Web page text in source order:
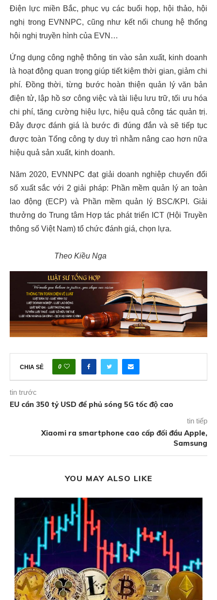
Điện lực miền Bắc, phục vụ các buổi họp, hội thảo, hội
nghị trong EVNNPC, cũng như kết nối chung hệ thống
hội nghị truyền hình của EVN…
Ứng dụng công nghệ thông tin vào sản xuất, kinh doanh
là hoạt động quan trọng giúp tiết kiệm thời gian, giảm chi
phí. Đồng thời, từng bước hoàn thiện quản lý văn bản
điện tử, lập hồ sơ công việc và tài liệu lưu trữ, tối ưu hóa
chi phí, tăng cường hiệu lực, hiệu quả công tác quản trị.
Đây được đánh giá là bước đi đúng đắn và sẽ tiếp tục
được toàn Tổng công ty duy trì nhằm nâng cao hơn nữa
hiệu quả sản xuất, kinh doanh.
Năm 2020, EVNNPC đạt giải doanh nghiệp chuyển đổi
số xuất sắc với 2 giải pháp: Phần mềm quản lý an toàn
lao động (ECP) và Phần mềm quản lý BSC/KPI. Giải
thưởng do Trung tâm Hợp tác phát triển ICT (Hội Truyền
thông số Việt Nam) tổ chức đánh giá, chọn lựa.
Theo Kiều Nga
CHIA SẺ 0
tin trước
EU cần 350 tỷ USD để phủ sóng 5G tốc độ cao
tin tiếp
Xiaomi ra smartphone cao cấp đối đầu Apple,
Samsung
YOU MAY ALSO LIKE